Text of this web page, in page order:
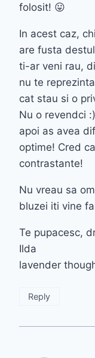
folosit! 😛
In acest caz,
are fusta
ti-ar veni rau,
nu te
cat stau si o
Nu o revendci
apoi as avea
optime! Cred
contrastante!
Nu vreau sa
bluzei iti vine
Te pupacesc,
Ilda
lavender
Reply